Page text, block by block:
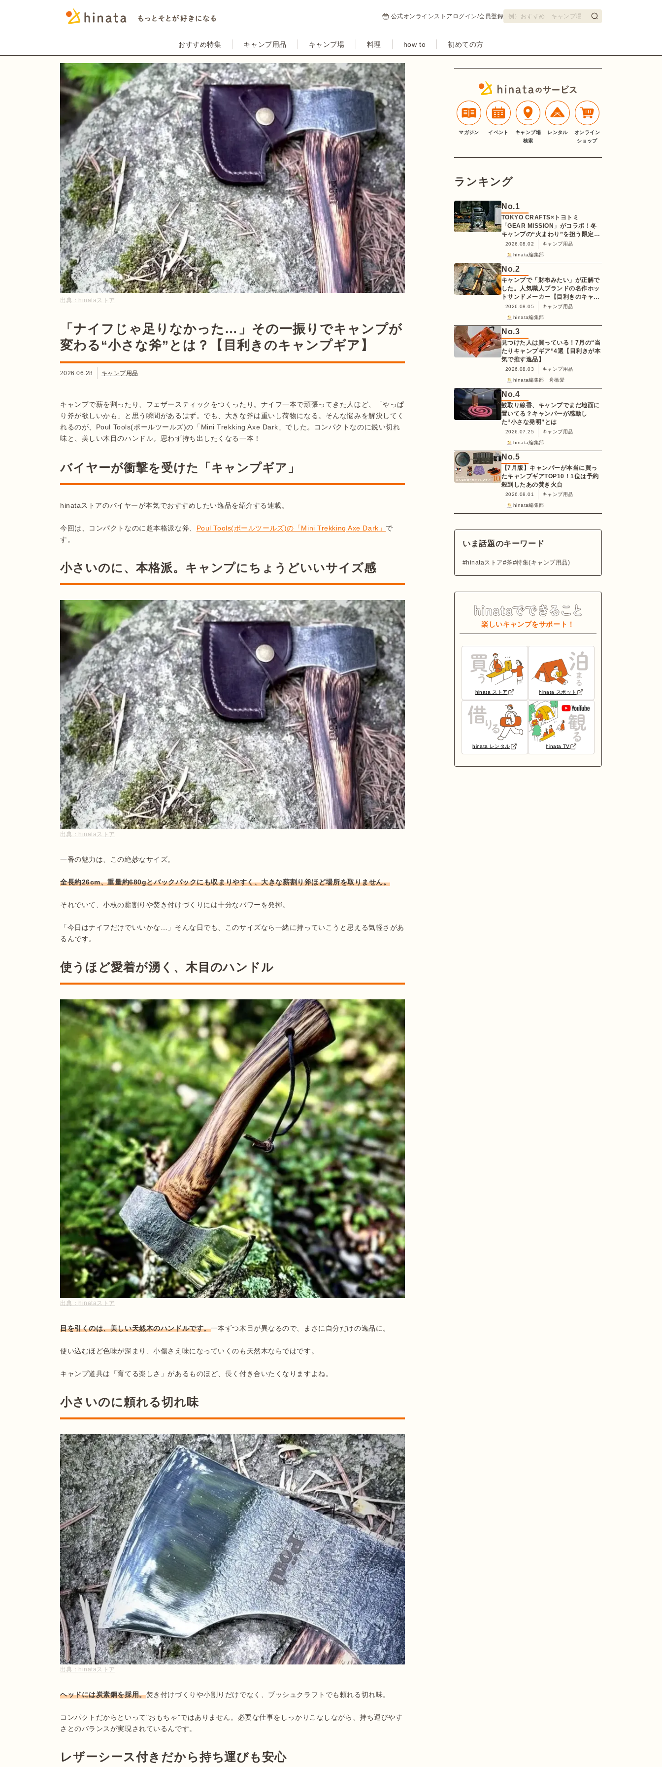
公式オンラインストア ログイン/会員登録
おすすめ特集 キャンプ用品 キャンプ場 料理 how to 初めての方
出典： hinataストア
「ナイフじゃ足りなかった…」その一振りでキャンプが
変わる“小さな斧”とは？【目利きのキャンプギア】
2026.06.28 キャンプ用品
キャンプで薪を割ったり、フェザースティックをつくったり。ナイフ一本で頑張ってきた人ほど、「やっぱ
り斧が欲しいかも」と思う瞬間があるはず。でも、大きな斧は重いし荷物になる。そんな悩みを解決してく
れるのが、Poul Tools(ポールツールズ)の「Mini Trekking Axe Dark」でした。コンパクトなのに鋭い切れ
味と、美しい木目のハンドル。思わず持ち出したくなる一本！
バイヤーが衝撃を受けた「キャンプギア」
hinataストアのバイヤーが本気でおすすめしたい逸品を紹介する連載。
今回は、コンパクトなのに超本格派な斧、 Poul Tools(ポールツールズ)の「Mini Trekking Axe Dark」 で
す。
小さいのに、本格派。キャンプにちょうどいいサイズ感
出典： hinataストア
一番の魅力は、この絶妙なサイズ。
それでいて、小枝の薪割りや焚き付けづくりには十分なパワーを発揮。
「今日はナイフだけでいいかな…」そんな日でも、このサイズなら一緒に持っていこうと思える気軽さがあ
るんです。
使うほど愛着が湧く、木目のハンドル
出典： hinataストア
目を引くのは、美しい天然木のハンドルです。一本ずつ木目が異なるので、まさに自分だけの逸品に。
使い込むほど色味が深まり、小傷さえ味になっていくのも天然木ならではです。
キャンプ道具は「育てる楽しさ」があるものほど、長く付き合いたくなりますよね。
小さいのに頼れる切れ味
出典： hinataストア
ヘッドには炭素鋼を採用。焚き付けづくりや小割りだけでなく、ブッシュクラフトでも頼れる切れ味。
コンパクトだからといって"おもちゃ"ではありません。必要な仕事をしっかりこなしながら、持ち運びやす
さとのバランスが実現されているんです。
レザーシース付きだから持ち運びも安心
マガジン イベント
キャンプ場
検索
レンタル
オンライン
ショップ
ランキング
No.1
TOKYO CRAFTS×トヨトミ
「GEAR MISSION」がコラボ！冬
キャンプの“火まわり”を担う限定
K3クッキングストーブが登場
2026.08.02
キャンプ用品
hinata編集部
No.2
キャンプで「財布みたい」が正解で
した。人気職人ブランドの名作ホッ
トサンドメーカー【目利きのキャン
プギア】
2026.08.05
キャンプ用品
hinata編集部
No.3
見つけた人は買っている！7月の“当
たりキャンプギア”4選【目利きが本
気で推す逸品】
2026.08.03
キャンプ用品
hinata編集部 舟橋愛
No.4
蚊取り線香、キャンプでまだ地面に
置いてる？キャンパーが感動し
た“小さな発明”とは
2026.07.25
キャンプ用品
hinata編集部
No.5
【7月版】キャンパーが本当に買っ
たキャンプギアTOP10！1位は予約
殺到したあの焚き火台
2026.08.01
キャンプ用品
hinata編集部
いま話題のキーワード
hinataストア 斧 特集(キャンプ用品)
楽しいキャンプをサポート！
hinata ストア hinata スポット
hinata レンタル hinata TV